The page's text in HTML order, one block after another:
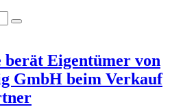
Eigentümer von
GmbH beim Verkauf